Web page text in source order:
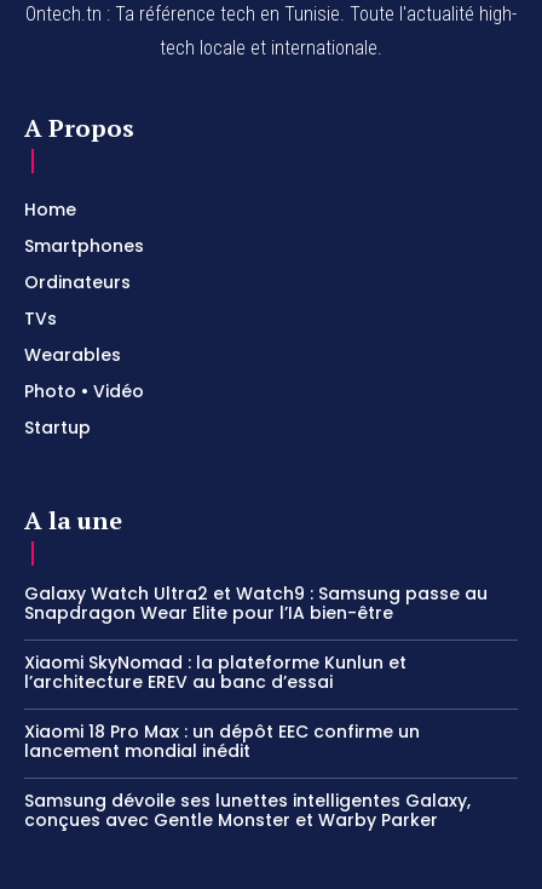
Ontech.tn : Ta référence tech en Tunisie. Toute l'actualité high-
tech locale et internationale.
A Propos
Home
Smartphones
Ordinateurs
TVs
Wearables
Photo • Vidéo
Startup
A la une
Galaxy Watch Ultra2 et Watch9 : Samsung passe au
Snapdragon Wear Elite pour l’IA bien-être
Xiaomi SkyNomad : la plateforme Kunlun et
l’architecture EREV au banc d’essai
Xiaomi 18 Pro Max : un dépôt EEC confirme un
lancement mondial inédit
Samsung dévoile ses lunettes intelligentes Galaxy,
conçues avec Gentle Monster et Warby Parker